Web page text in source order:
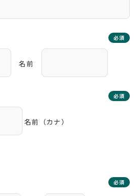
必須
名前
必須
名前（カナ）
必須